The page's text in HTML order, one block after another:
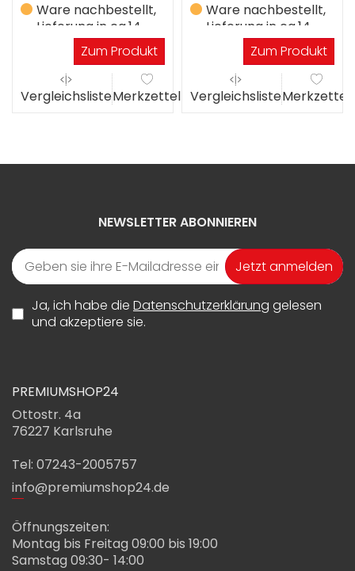
Ware nachbestellt,
Lieferung in ca.14
WerktagenZum Produkt
VergleichslisteMerkzettel
Ware nachbestellt,
Lieferung in ca.14
WerktagenZum Produkt
VergleichslisteMerkzettel
NEWSLETTER ABONNIEREN
Jetzt anmelden
Ja, ich habe die Datenschutzerklärung gelesen
und akzeptiere sie.
PREMIUMSHOP24
Ottostr. 4a
76227 Karlsruhe
Tel: 07243-2005757
info@premiumshop24.de
Öffnungszeiten:
Montag bis Freitag 09:00 bis 19:00
Samstag 09:30- 14:00